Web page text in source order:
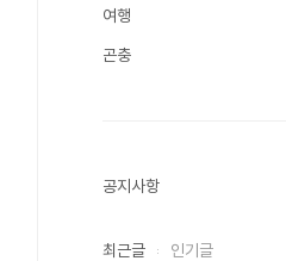
여행
곤충
공지사항
최근글 인기글